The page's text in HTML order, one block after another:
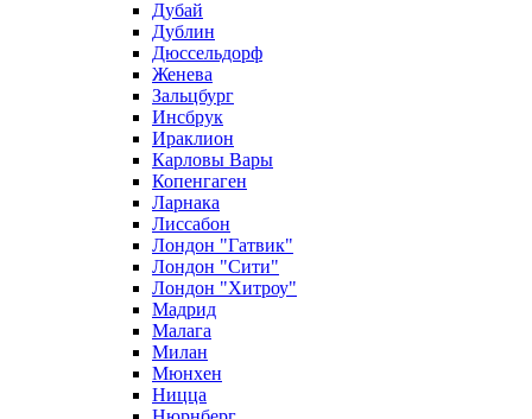
Дубай
Дублин
Дюссельдорф
Женева
Зальцбург
Инсбрук
Ираклион
Карловы Вары
Копенгаген
Ларнака
Лиссабон
Лондон "Гатвик"
Лондон "Сити"
Лондон "Хитроу"
Мадрид
Малага
Милан
Мюнхен
Ницца